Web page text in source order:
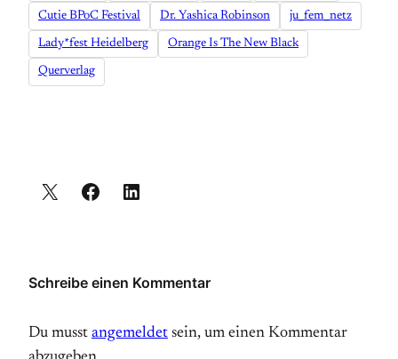
Cutie BPoC Festival Dr. Yashica Robinson ju_fem_netz
Lady*fest Heidelberg Orange Is The New Black
Querverlag
Schreibe einen Kommentar
Du musst angemeldet sein, um einen Kommentar